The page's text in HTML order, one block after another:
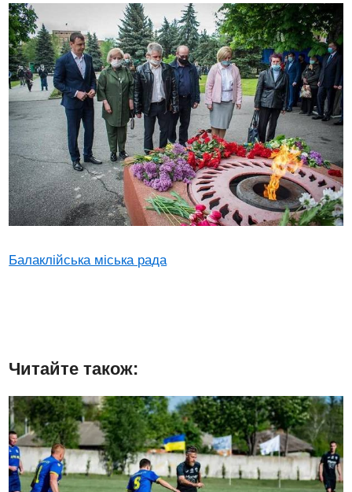
Балаклійська міська рада
Читайте також: